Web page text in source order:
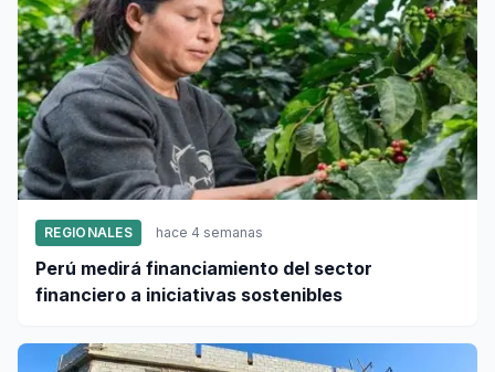
REGIONALES hace 4 semanas
Perú medirá financiamiento del sector
financiero a iniciativas sostenibles